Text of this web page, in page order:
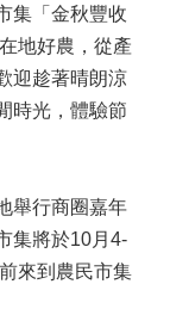
集「金秋豐收
地好農，從產
迎趁著晴朗涼
時光，體驗節
行商圈嘉年
集將於10月4-
來到農民市集